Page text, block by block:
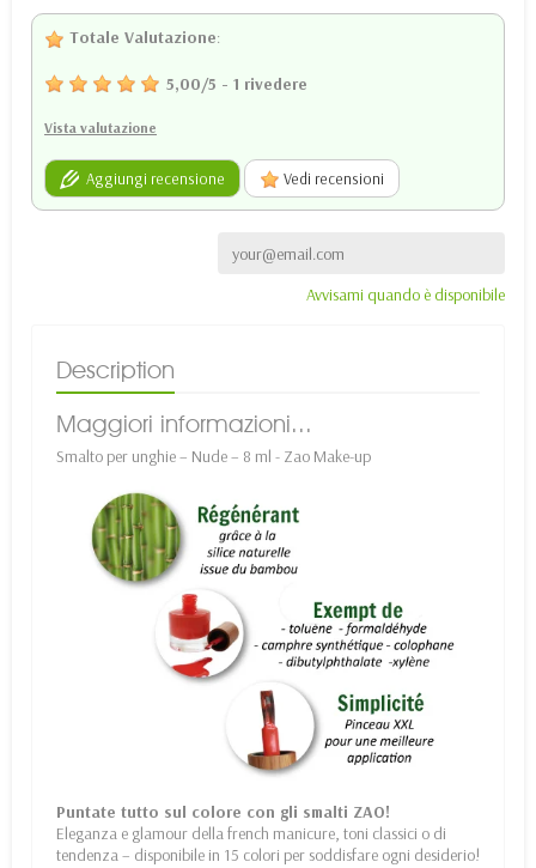
Totale Valutazione:
5,00/5 - 1 rivedere
Vista valutazione
Aggiungi recensione Vedi recensioni
Avvisami quando è disponibile
Description
Maggiori informazioni...
Smalto per unghie – Nude – 8 ml - Zao Make-up
Puntate tutto sul colore con gli smalti ZAO!
Eleganza e glamour della french manicure, toni classici o di
tendenza – disponibile in 15 colori per soddisfare ogni desiderio!